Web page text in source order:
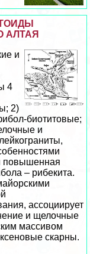
АЛТАЯ
и
4
2)
биотитовые;
и
повышенная
– рибекита.
ассоциирует
и щелочные
массивом
скарны.